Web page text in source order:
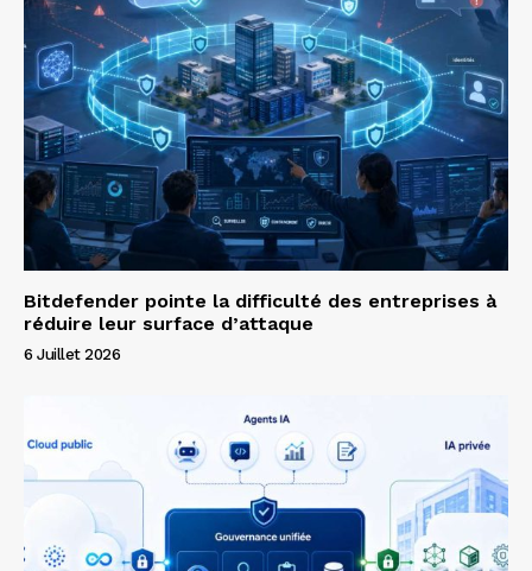
Bitdefender pointe la difficulté des entreprises à
réduire leur surface d’attaque
6 Juillet 2026